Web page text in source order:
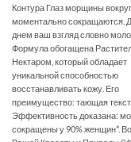
Контура Глаз морщины
моментально сокращаются.
днем ваш взгляд словно
Формула обогащена
Нектаром, который обладает
уникальной способностью
восстанавливать кожу. Его
преимущество: тающая
Эффективность доказана:
сокращены у 90% женщин*.